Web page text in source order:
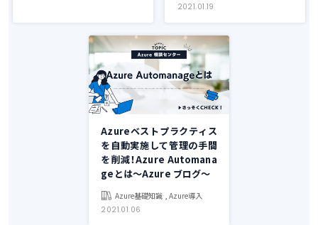
2021.01.19
Azureベストプラクティス
を自動実施して管理の手間
を削減！Azure Automana
geとは～Azure ブログ～
Azure基礎知識 , Azure導入
2021.01.06